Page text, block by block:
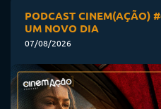
PODCAST CINEM(AÇÃO)
UM NOVO DIA
07/08/2026